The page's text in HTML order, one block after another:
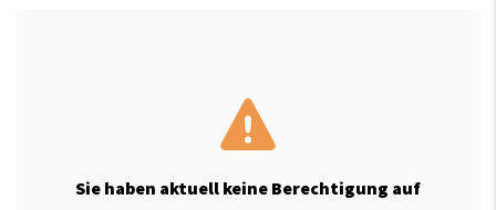
Sie haben aktuell keine Berechtigung auf